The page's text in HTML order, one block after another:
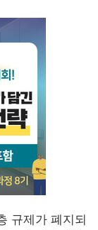
규제가 폐지되